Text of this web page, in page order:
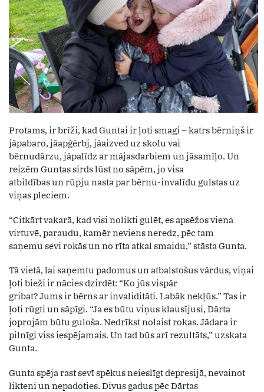
Protams, ir brīži, kad Guntai ir ļoti smagi – katrs bērniņš ir
jāpabaro, jāapģērbj, jāaizved uz skolu vai
bērnudārzu, jāpalīdz ar mājasdarbiem un jāsamīļo. Un
reizēm Guntas sirds lūst no sāpēm, jo visa
atbildības un rūpju nasta par bērnu-invalīdu gulstas uz
viņas pleciem.
“Citkārt vakarā, kad visi nolikti gulēt, es apsēžos viena
virtuvē, paraudu, kamēr neviens neredz, pēc tam
saņemu sevi rokās un no rīta atkal smaidu,” stāsta Gunta.
Tā vietā, lai saņemtu padomus un atbalstošus vārdus, viņai
ļoti bieži ir nācies dzirdēt: “Ko jūs vispār
gribat? Jums ir bērns ar invaliditāti. Labāk nekļūs.” Tas ir
ļoti rūgti un sāpīgi. “Ja es būtu viņus klausījusi, Dārta
joprojām būtu guloša. Nedrīkst nolaist rokas. Jādara ir
pilnīgi viss iespējamais. Un tad būs arī rezultāts,” uzskata
Gunta.
Gunta spēja rast sevī spēkus neieslīgt depresijā, nevainot
likteni un nepadoties. Divus gadus pēc Dārtas